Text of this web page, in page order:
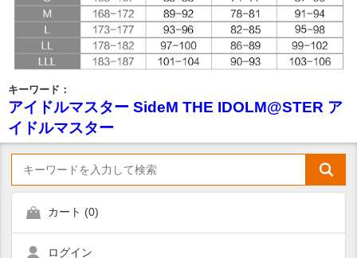
キーワード：
アイドルマスター SideM THE IDOLM@STER ア
イドルマスター
カート (0)
ログイン